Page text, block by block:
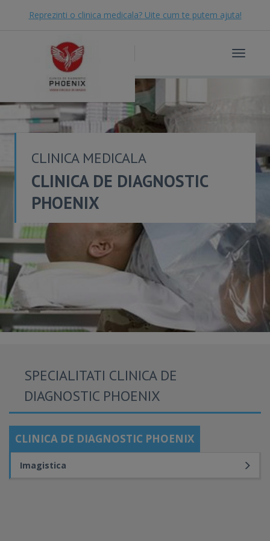
Reprezinti o clinica medicala? Uite cum te putem ajuta!
Toggle
CLINICA MEDICALA
CLINICA DE DIAGNOSTIC
PHOENIX
SPECIALITATI CLINICA DE
DIAGNOSTIC PHOENIX
CLINICA DE DIAGNOSTIC PHOENIX
Imagistica